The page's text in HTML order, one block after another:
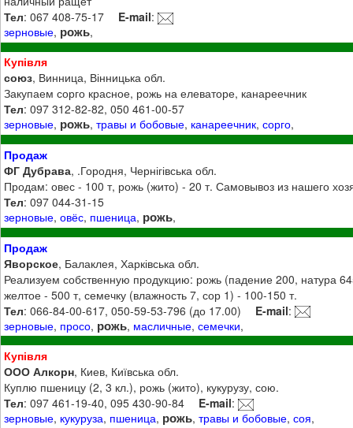
Тел: 067 408-75-17 E-mail:
зерновые, рожь,
Купівля
союз, Винница, Вінницька обл.
Закупаем сорго красное, рожь на елеваторе, канареечник
Тел: 097 312-82-82, 050 461-00-57
зерновые, рожь,травы и бобовые, канареечник,сорго,
Продаж
ФГ Дубрава, .Городня, Чернігівська обл.
Продам: овес - 100 т, рожь (жито) - 20 т. Самовывоз из нашего
Тел: 097 044-31-15
зерновые,овёс, пшеница, рожь,
Продаж
Яворское, Балаклея, Харківська обл.
Реализуем собственную продукцию: рожь (падение 200, натура
желтое - 500 т, семечку (влажность 7, сор 1) - 100-150 т.
Тел: 066-84-00-617, 050-59-53-796 (до 17.00) E-mail:
зерновые, просо, рожь, масличные,семечки,
Купівля
ООО Алкорн, Киев, Київська обл.
Куплю пшеницу (2, 3 кл.), рожь (жито), кукурузу, сою.
Тел: 097 461-19-40, 095 430-90-84 E-mail:
зерновые, кукуруза, пшеница, рожь,травы и бобовые,соя,